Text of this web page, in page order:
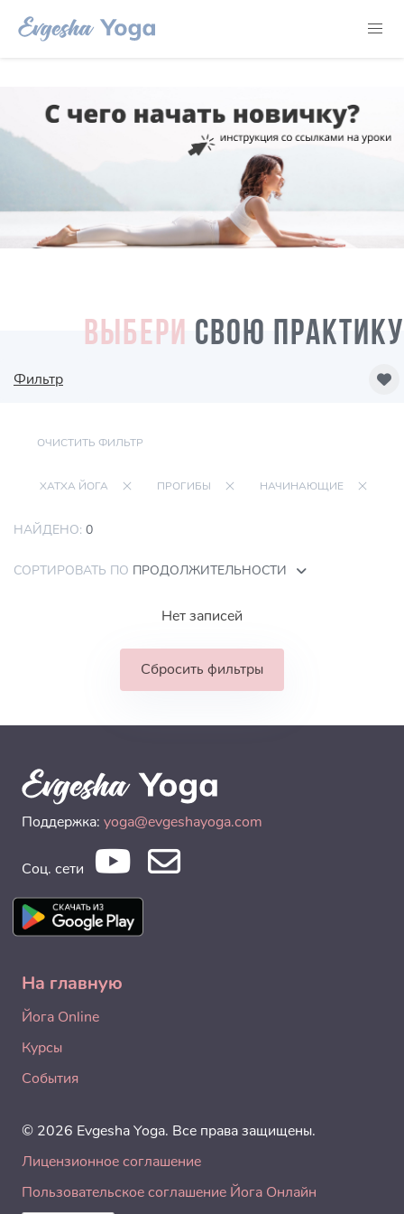
ВЫБЕРИ СВОЮ ПРАКТИКУ
Фильтр
ОЧИСТИТЬ ФИЛЬТР
ХАТХА ЙОГА ПРОГИБЫ НАЧИНАЮЩИЕ
НАЙДЕНО: 0
СОРТИРОВАТЬ ПО ПРОДОЛЖИТЕЛЬНОСТИ
Нет записей
Сбросить фильтры
Поддержка: yoga@evgeshayoga.com
Соц. сети
На главную
Йога Online
Курсы
События
© 2026 Evgesha Yoga. Все права защищены.
Лицензионное соглашение
Пользовательское соглашение Йога Онлайн